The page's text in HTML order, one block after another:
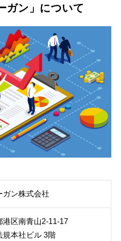
ガン」について
ガン株式会社
港区南青山2-11-17
規本社ビル 3階